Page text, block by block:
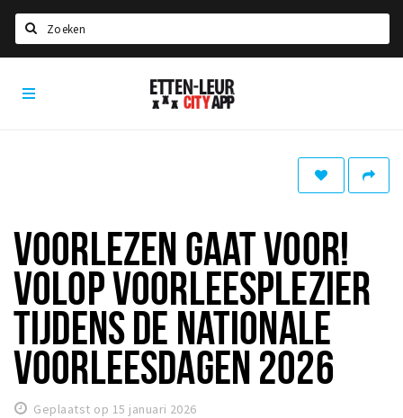
Home
Eten
Drinken
Slapen
Recreatief
Winkels
Etten-
Leur
VOORLEZEN GAAT VOOR!
VOLOP VOORLEESPLEZIER
TIJDENS DE NATIONALE
VOORLEESDAGEN 2026
Geplaatst op 15 januari 2026